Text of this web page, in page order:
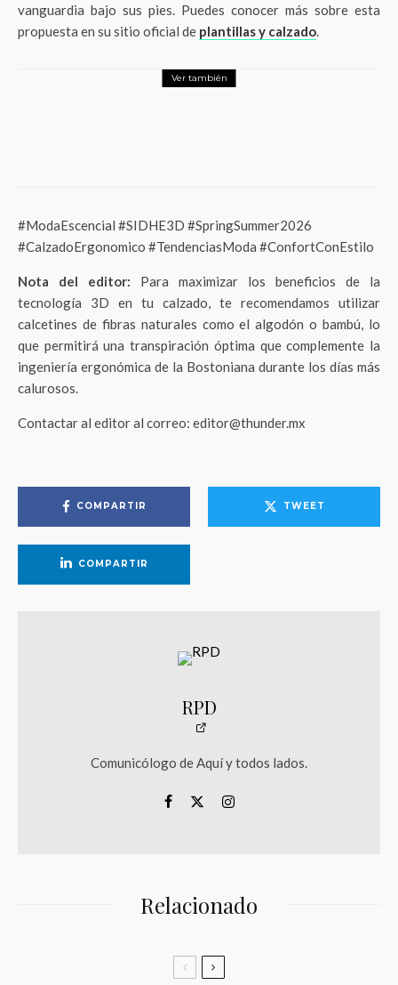
vanguardia bajo sus pies. Puedes conocer más sobre esta
propuesta en su sitio oficial de plantillas y calzado.
Ver también
#ModaEscencial #SIDHE3D #SpringSummer2026
#CalzadoErgonomico #TendenciasModa #ConfortConEstilo
Nota del editor: Para maximizar los beneficios de la
tecnología 3D en tu calzado, te recomendamos utilizar
calcetines de fibras naturales como el algodón o bambú, lo
que permitirá una transpiración óptima que complemente la
ingeniería ergonómica de la Bostoniana durante los días más
calurosos.
Contactar al editor al correo: editor@thunder.mx
COMPARTIR TWEET
COMPARTIR
RPD
Comunicólogo de Aquí y todos lados.
Relacionado